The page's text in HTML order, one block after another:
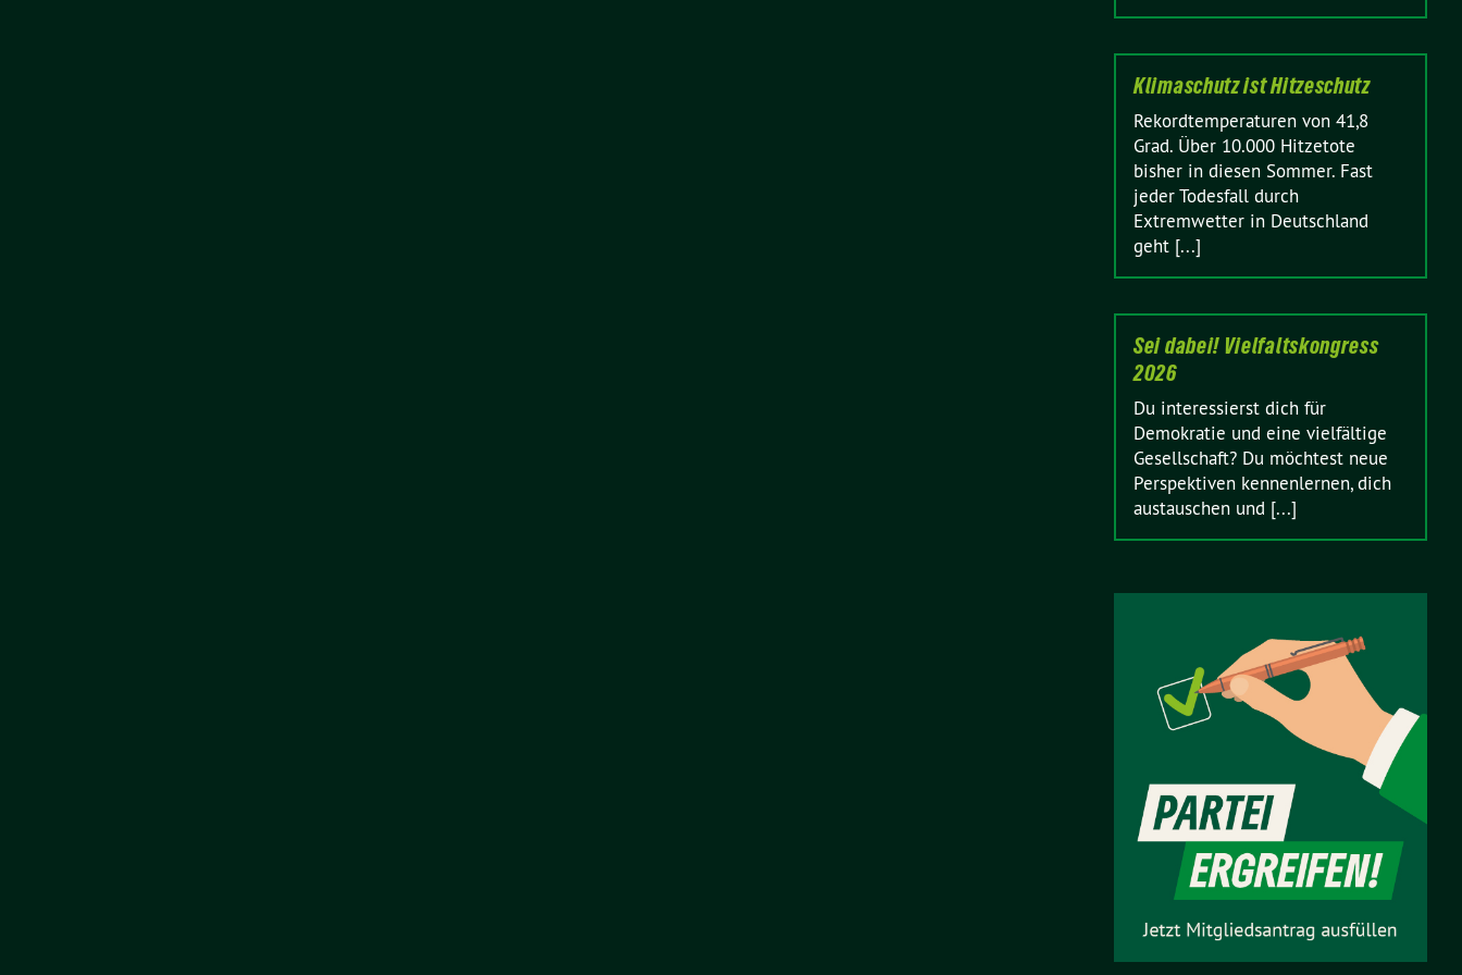
Klimaschutz ist Hitzeschutz
Rekordtemperaturen von 41,8
Grad. Über 10.000 Hitzetote
bisher in diesen Sommer. Fast
jeder Todesfall durch
Extremwetter in Deutschland
geht [...]
Sei dabei! Vielfaltskongress
2026
Du interessierst dich für
Demokratie und eine vielfältige
Gesellschaft? Du möchtest neue
Perspektiven kennenlernen, dich
austauschen und [...]